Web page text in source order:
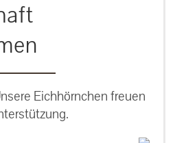
7909946
Eichhörnchen freuen